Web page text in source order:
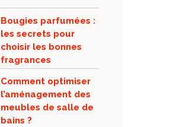
Bougies parfumées :
les secrets pour
choisir les bonnes
fragrances
Comment optimiser
l’aménagement des
meubles de salle de
bains ?